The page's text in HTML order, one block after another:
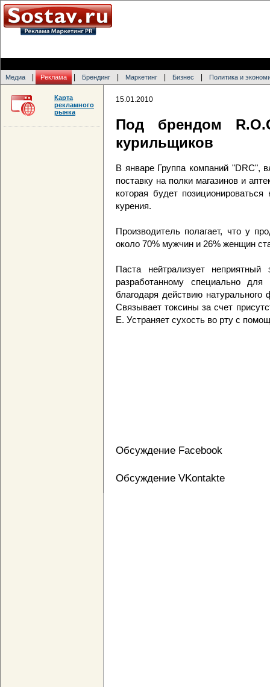
Медиа Реклама Брендинг Маркетинг Бизнес Политика и
15.01.2010
Под брендом
курильщиков
В январе Группа компаний "DRC",
поставку на полки магазинов и
которая будет
курения.
Производитель полагает, что у
около 70% мужчин и 26% женщин
Паста нейтрализует неприятный
разработанному специально
благодаря действию
Связывает токсины за счет
Е. Устраняет сухость во рту с
Обсуждение Facebook
Обсуждение VKontakte
Карта
рекламного
рынка